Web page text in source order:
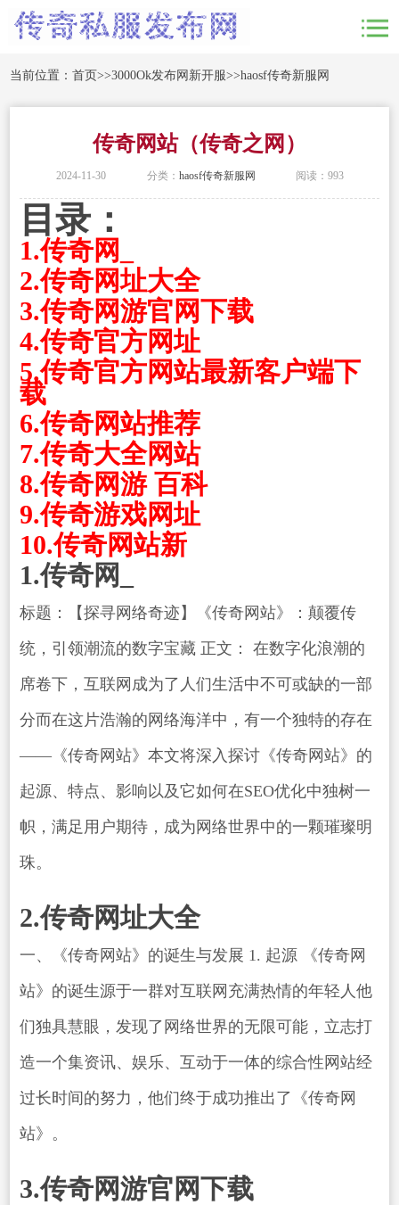
当前位置：首页>>3000Ok发布网新开服>>haosf传奇新服网
传奇网站（传奇之网）
2024-11-30 分类： haosf传奇新服网 阅读：993
目录：
1.传奇网_
2.传奇网址大全
3.传奇网游官网下载
4.传奇官方网址
5.传奇官方网站最新客户端下
载
6.传奇网站推荐
7.传奇大全网站
8.传奇网游 百科
9.传奇游戏网址
10.传奇网站新
1.传奇网_
标题：【探寻网络奇迹】《传奇网站》：颠覆传
统，引领潮流的数字宝藏 正文： 在数字化浪潮的
席卷下，互联网成为了人们生活中不可或缺的一部
分而在这片浩瀚的网络海洋中，有一个独特的存在
——《传奇网站》本文将深入探讨《传奇网站》的
起源、特点、影响以及它如何在SEO优化中独树一
帜，满足用户期待，成为网络世界中的一颗璀璨明
珠。
2.传奇网址大全
一、《传奇网站》的诞生与发展 1. 起源 《传奇网
站》的诞生源于一群对互联网充满热情的年轻人他
们独具慧眼，发现了网络世界的无限可能，立志打
造一个集资讯、娱乐、互动于一体的综合性网站经
过长时间的努力，他们终于成功推出了《传奇网
站》。
3.传奇网游官网下载